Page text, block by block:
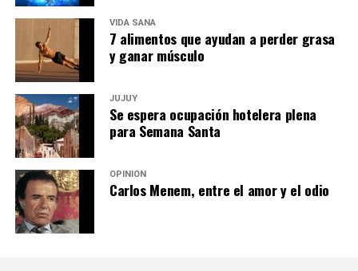
VIDA SANA
7 alimentos que ayudan a perder grasa
y ganar músculo
JUJUY
Se espera ocupación hotelera plena
para Semana Santa
OPINIÓN
Carlos Menem, entre el amor y el odio